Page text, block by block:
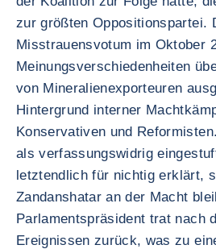
zur größten Oppositionspartei.
Misstrauensvotum im Oktober
Meinungsverschiedenheiten
von Mineralienexporteuren
Hintergrund interner
Konservativen und
als verfassungswidrig
letztendlich für nichtig erklärt,
Zandanshatar an der Macht
Parlamentspräsident trat nach
Ereignissen zurück, was zu